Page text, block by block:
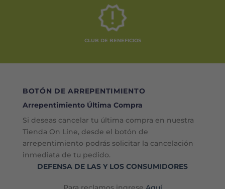
CLUB DE BENEFICIOS
BOTÓN DE ARREPENTIMIENTO
Arrepentimiento Última Compra
Si deseas cancelar tu última compra en nuestra
Tienda On Line, desde el botón de
arrepentimiento podrás solicitar la cancelación
inmediata de tu pedido.
DEFENSA DE LAS Y LOS CONSUMIDORES